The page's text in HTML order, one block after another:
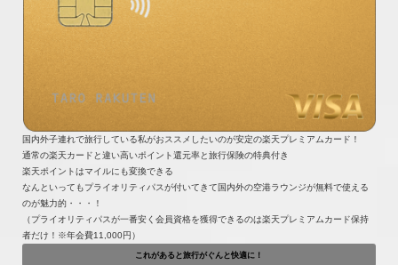
国内外子連れで旅行している私がおススメしたいのが安定の楽天プレミアムカード！
通常の楽天カードと違い高いポイント還元率と旅行保険の特典付き
楽天ポイントはマイルにも変換できる
なんといってもプライオリティパスが付いてきて国内外の空港ラウンジが無料で使える
のが魅力的・・・！
（プライオリティパスが一番安く会員資格を獲得できるのは楽天プレミアムカード保持
者だけ！※年会費11,000円）
これがあると旅行がぐんと快適に！